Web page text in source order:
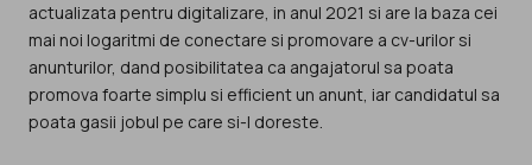
actualizata pentru digitalizare, in anul 2021 si are la baza cei
mai noi logaritmi de conectare si promovare a cv-urilor si
anunturilor, dand posibilitatea ca angajatorul sa poata
promova foarte simplu si efficient un anunt, iar candidatul sa
poata gasii jobul pe care si-l doreste.